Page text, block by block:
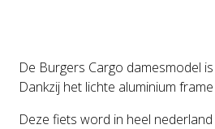
De Burgers Cargo damesmodel
Dankzij het lichte aluminium
Deze fiets word in heel